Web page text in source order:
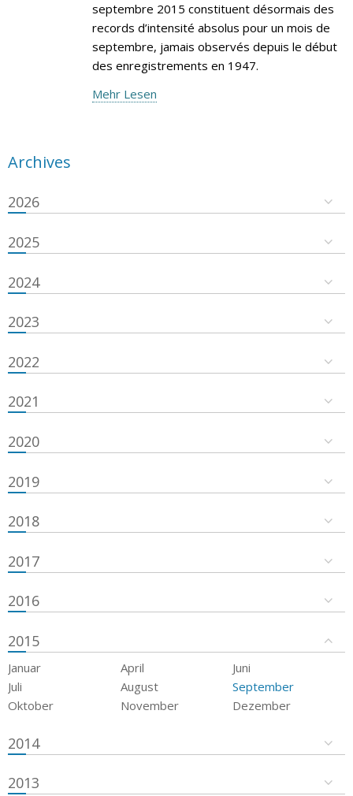
septembre 2015 constituent désormais des
records d’intensité absolus pour un mois de
septembre, jamais observés depuis le début
des enregistrements en 1947.
Mehr Lesen
Archives
2026
2025
2024
2023
2022
2021
2020
2019
2018
2017
2016
2015
Januar April
Juni
Juli
August
September
Oktober
November Dezember
2014
2013